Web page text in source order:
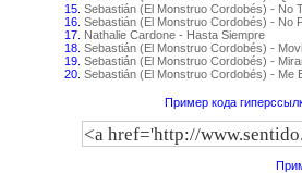
15. Sebastián (El Monstruo Cordobés) - No
16. Sebastián (El Monstruo Cordobés) - No
17. Nathalie Cardone - Hasta Siempre
18. Sebastián (El Monstruo Cordobés) -
19. Sebastián (El Monstruo Cordobés) -
20. Sebastián (El Monstruo Cordobés) - Me
Пример кода